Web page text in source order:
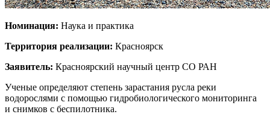
Номинация: Наука и практика
Территория реализации: Красноярск
Заявитель: Красноярский научный центр СО РАН
Ученые определяют степень зарастания русла реки
водорослями с помощью гидробиологического мониторинга
и снимков с беспилотника.